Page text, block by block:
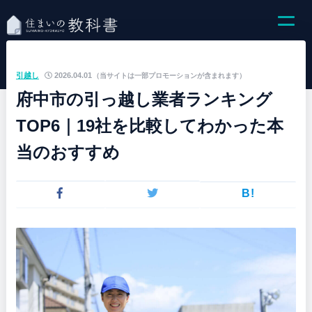
（当サイトは一部プロモーションが含まれます）
引越し 2026.04.01
府中市の引っ越し業者ランキング
TOP6｜19社を比較してわかった本
当のおすすめ
B!